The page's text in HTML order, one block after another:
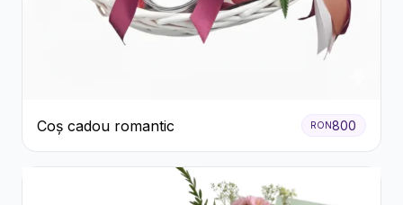
Coș cadou romantic RON800